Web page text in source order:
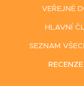
VEŘEJNÉ
HLAVNÍ
SEZNAM